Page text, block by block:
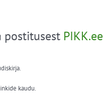
postitusest
kaudu.